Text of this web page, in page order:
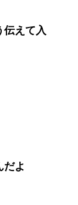
伝えて入
だよ